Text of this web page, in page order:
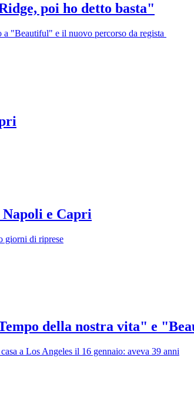
poi ho detto basta"
"Beautiful" e il nuovo percorso da regista
e Capri
giorni di riprese
della nostra vita" e
a Los Angeles il 16 gennaio: aveva 39 anni